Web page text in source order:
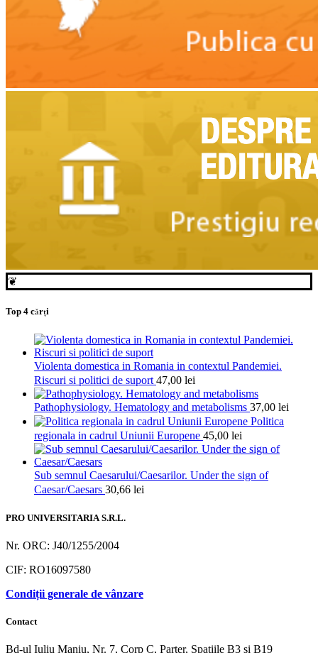
❦
Top 4 cărți
Violenta domestica in Romania in contextul Pandemiei.
Riscuri si politici de suport 47,00 lei
Pathophysiology. Hematology and metabolisms 37,00 lei
Politica
regionala in cadrul Uniunii Europene 45,00 lei
Sub semnul Caesarului/Caesarilor. Under the sign of
Caesar/Caesars 30,66 lei
PRO UNIVERSITARIA S.R.L.
Nr. ORC: J40/1255/2004
CIF: RO16097580
Condiții generale de vânzare
Contact
Bd-ul Iuliu Maniu, Nr. 7, Corp C, Parter, Spațiile B3 și B19